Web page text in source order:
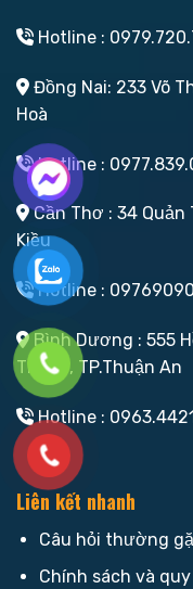
Hotline :
Đồng Nai: 233 Võ
Hoà
Hotline :
Cần Thơ : 34 Quản
Kiều
Hotline :
Bình Dương : 555
Thạnh, TP.Thuận An
Hotline :
Liên kết nhanh
Câu hỏi thường
Chính sách và